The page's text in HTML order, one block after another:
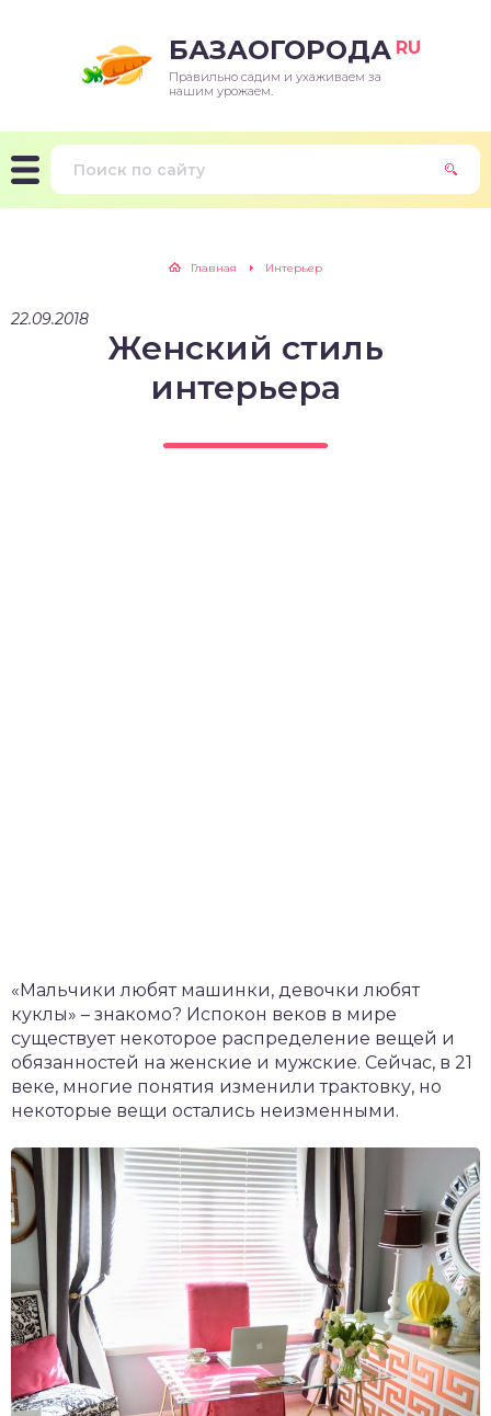
БАЗАОГОРОДА RU
Правильно садим и ухаживаем за
нашим урожаем.
Главная Интерьер
22.09.2018
Женский стиль
интерьера
«Мальчики любят машинки, девочки любят
куклы» – знакомо? Испокон веков в мире
существует некоторое распределение вещей и
обязанностей на женские и мужские. Сейчас, в 21
веке, многие понятия изменили трактовку, но
некоторые вещи остались неизменными.